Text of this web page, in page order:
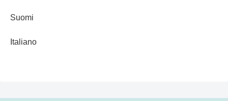
Suomi
Italiano